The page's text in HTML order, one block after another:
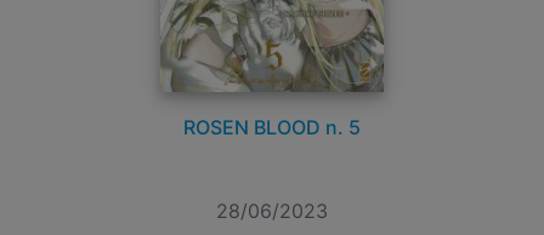
ROSEN BLOOD n. 5
28/06/2023